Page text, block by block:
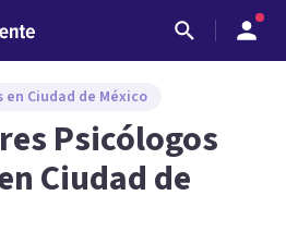
en Ciudad de México
Psicólogos
Ciudad de